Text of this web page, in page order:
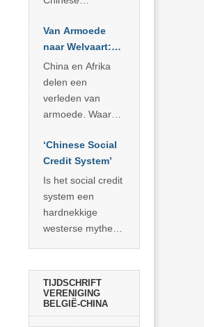
Sociale
Wetenschappen
afnam van de
Britse
marxistische
econoom Michael
zien dat
… >> lees meer
Van Armoede
naar Welvaart:
Wat Afrika kan
leren van
China’s
economisch
China en Afrika
delen een
verleden van
armoede. Waar
voorbije veertig
jaar in slaagde
meer dan 800
miljoen mensen
uit de armoede
… >> lees meer
‘Chinese Social
Credit System’
Is het social credit
system een
hardnekkige
westerse mythe of
TIJDSCHRIFT
VERENIGING
BELGIË-CHINA